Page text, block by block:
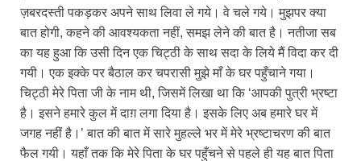
ज़बरदस्ती पकड़कर अपने साथ लिवा ले गये। वे चले गये। मुझपर क्या
बात होगी, कहने की आवश्यकता नहीं, समझ लेने की बात है। नतीजा सब
का यह हुआ कि उसी दिन एक चिट्ठी के साथ सदा के लिये मैं विदा कर दी
गयी। एक इक्के पर बैठाल कर चपरासी मुझे माँ के घर पहुँचाने गया।
चिट्ठी मेरे पिता जी के नाम थी, जिसमें लिखा था कि ‘आपकी पुत्री भ्रष्टा
है। इसने हमारे कुल में दाग़ लगा दिया है। इसके लिए अब हमारे घर में
जगह नहीं है।’ बात की बात में सारे मुहल्ले भर में मेरे भ्रष्टाचरण की बात
फैल गयी। यहाँ तक कि मेरे पिता के घर पहुँचने से पहले ही यह बात पिता